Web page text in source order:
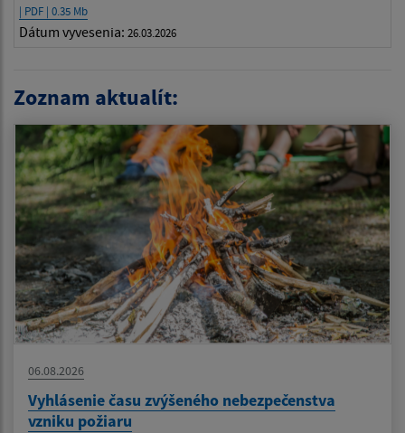
| PDF | 0.35 Mb
Dátum vyvesenia: 26.03.2026
Zoznam aktualít:
06.08.2026
Vyhlásenie času zvýšeného nebezpečenstva
vzniku požiaru